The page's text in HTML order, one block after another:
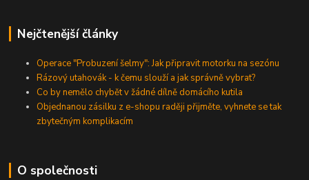
Nejčtenější články
Operace "Probuzení šelmy": Jak připravit motorku na sezónu
Rázový utahovák - k čemu slouží a jak správně vybrat?
Co by nemělo chybět v žádné dílně domácího kutila
Objednanou zásilku z e-shopu raději přijměte, vyhnete se tak
zbytečným komplikacím
O společnosti